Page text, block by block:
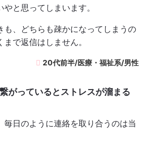
と思ってしまいます。
も、どちらも疎かになってしまうの
で返信はしません。
20代前半/医療・福祉系/男性
がっているとストレスが溜まる
毎日のように連絡を取り合うのは当